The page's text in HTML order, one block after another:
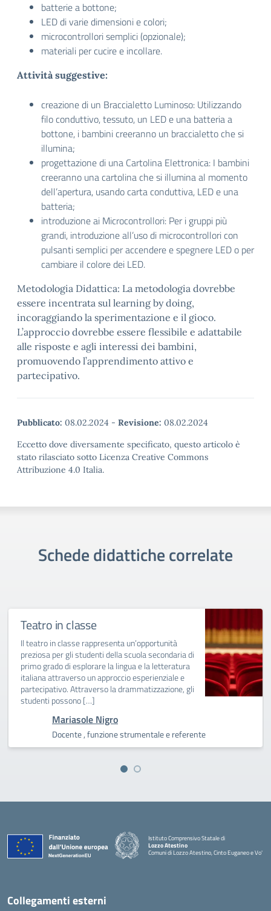
batterie a bottone;
LED di varie dimensioni e colori;
microcontrollori semplici (opzionale);
materiali per cucire e incollare.
Attività suggestive:
creazione di un Braccialetto Luminoso: Utilizzando
filo conduttivo, tessuto, un LED e una batteria a
bottone, i bambini creeranno un braccialetto che si
illumina;
progettazione di una Cartolina Elettronica: I bambini
creeranno una cartolina che si illumina al momento
dell’apertura, usando carta conduttiva, LED e una
batteria;
introduzione ai Microcontrollori: Per i gruppi più
grandi, introduzione all’uso di microcontrollori con
pulsanti semplici per accendere e spegnere LED o per
cambiare il colore dei LED.
Metodologia Didattica: La metodologia dovrebbe
essere incentrata sul learning by doing,
incoraggiando la sperimentazione e il gioco.
L’approccio dovrebbe essere flessibile e adattabile
alle risposte e agli interessi dei bambini,
promuovendo l’apprendimento attivo e
partecipativo.
Pubblicato: 08.02.2024 - Revisione: 08.02.2024
Eccetto dove diversamente specificato, questo articolo è
stato rilasciato sotto Licenza Creative Commons
Attribuzione 4.0 Italia.
Schede didattiche correlate
Teatro in classe
Il teatro in classe rappresenta un’opportunità
preziosa per gli studenti della scuola secondaria di
primo grado di esplorare la lingua e la letteratura
italiana attraverso un approccio esperienziale e
partecipativo. Attraverso la drammatizzazione, gli
studenti possono […]
Mariasole Nigro
Docente , funzione strumentale e referente
Istituto Comprensivo Statale di
Lozzo Atestino
Comuni di Lozzo Atestino, Cinto Euganeo e Vo'
— Visita la pagina iniziale della scuola
Collegamenti esterni